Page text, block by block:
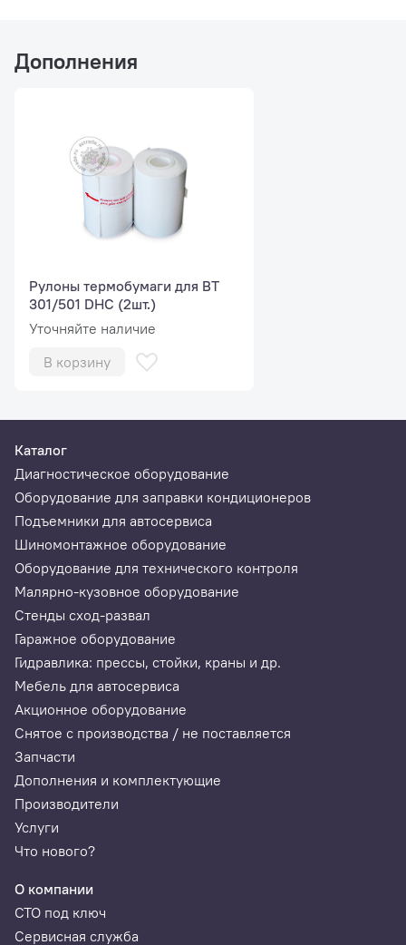
Дополнения
Рулоны термобумаги для BT
301/501 DHC (2шт.)
Уточняйте наличие
В корзину
Каталог
Диагностическое оборудование
Оборудование для заправки кондиционеров
Подъемники для автосервиса
Шиномонтажное оборудование
Оборудование для технического контроля
Малярно-кузовное оборудование
Стенды сход-развал
Гаражное оборудование
Гидравлика: прессы, стойки, краны и др.
Мебель для автосервиса
Акционное оборудование
Снятое с производства / не поставляется
Запчасти
Дополнения и комплектующие
Производители
Услуги
Что нового?
О компании
СТО под ключ
Сервисная служба